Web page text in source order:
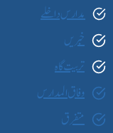
مدارس داخلے
خبریں
تربیت گاہ
وفاق المدارس
متفرق